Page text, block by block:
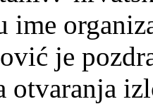
ime
je
otvaranja